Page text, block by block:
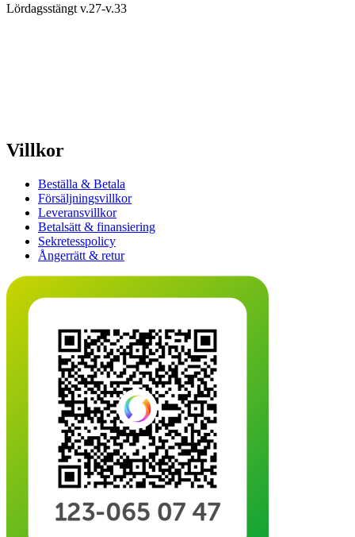
Lördagsstängt v.27-v.33
Villkor
Beställa & Betala
Försäljningsvillkor
Leveransvillkor
Betalsätt & finansiering
Sekretesspolicy
Ångerrätt & retur